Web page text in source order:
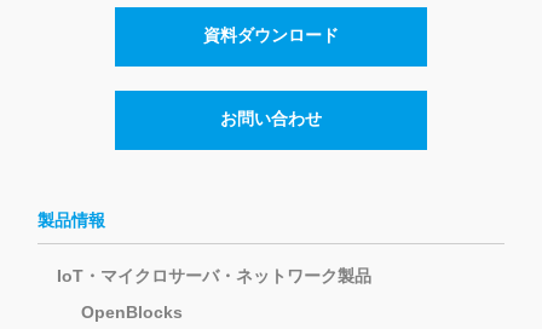
資料ダウンロード
お問い合わせ
製品情報
IoT・マイクロサーバ・ネットワーク製品
OpenBlocks